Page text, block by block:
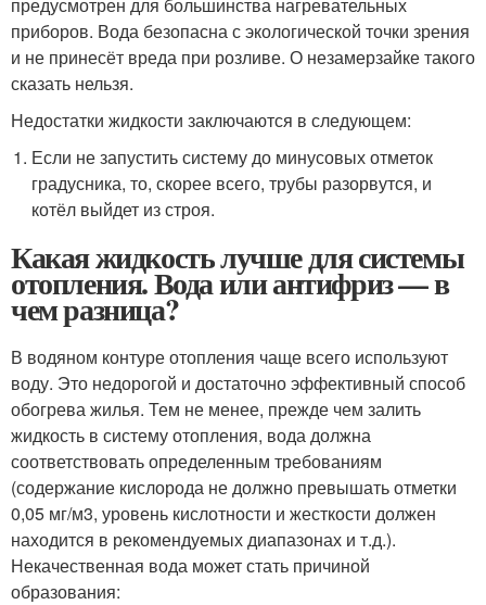
приборов. Вода безопасна с экологической точки зрения
и не принесёт вреда при розливе. О незамерзайке такого
сказать нельзя.
Недостатки жидкости заключаются в следующем:
Если не запустить систему до минусовых отметок
градусника, то, скорее всего, трубы разорвутся, и
котёл выйдет из строя.
Какая жидкость лучше для системы
отопления. Вода или антифриз — в
чем разница?
В водяном контуре отопления чаще всего используют
воду. Это недорогой и достаточно эффективный способ
обогрева жилья. Тем не менее, прежде чем залить
жидкость в систему отопления, вода должна
соответствовать определенным требованиям
(содержание кислорода не должно превышать отметки
0,05 мг/м3, уровень кислотности и жесткости должен
находится в рекомендуемых диапазонах и т.д.).
Некачественная вода может стать причиной
образования: